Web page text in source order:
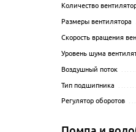
Количество
Размеры вентилятора
Скорость вращения
Уровень шума
Воздушный поток
Тип подшипника
Регулятор оборотов